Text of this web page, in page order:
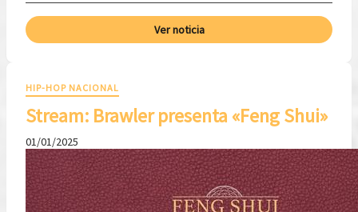
Ver noticia
HIP-HOP NACIONAL
Stream: Brawler presenta «Feng Shui»
01/01/2025